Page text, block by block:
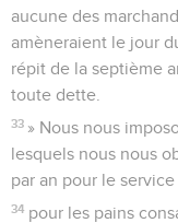
aucune des
amèneraient le jour
répit de la septième
toute dette.
33 » Nous nous
lesquels nous nous
par an pour le
34 pour les pains